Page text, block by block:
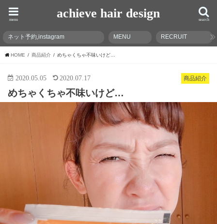
achieve hair design search
menu
ネット予約,instagram MENU RECRUIT
HOME 商品紹介 めちゃくちゃ不味いけど…
商品紹介
2020.05.05 2020.07.17
めちゃくちゃ不味いけど…